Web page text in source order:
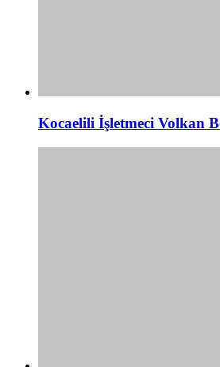
Kocaelili İşletmeci Volkan